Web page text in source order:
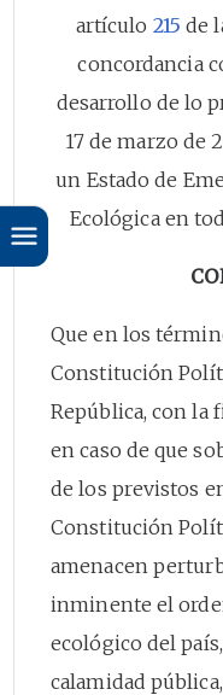
artículo 215 de
concordancia
desarrollo de lo
17 de marzo de
un Estado de
Ecológica en
Que en los
Constitución
República, con la
en caso de que
de los previstos
Constitución
amenacen
inminente el
ecológico del
calamidad